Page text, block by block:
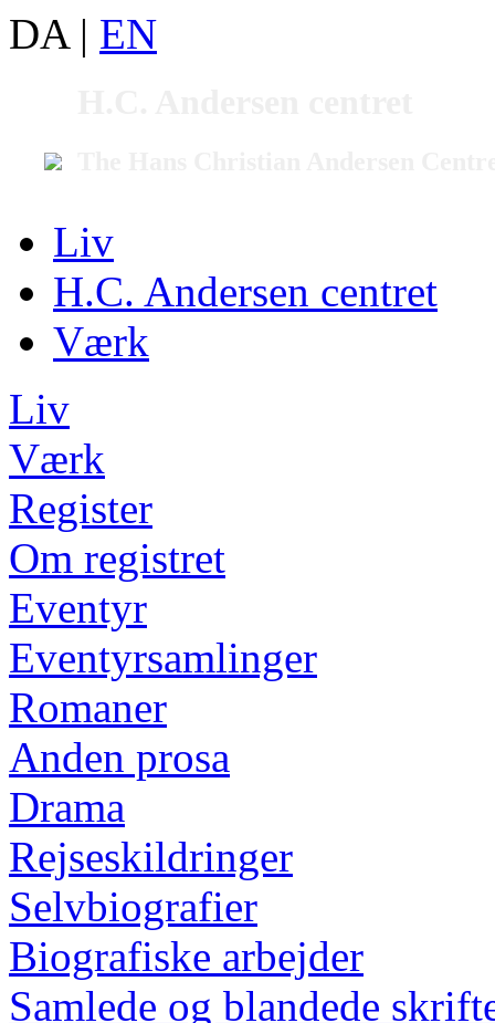
DA | EN
Liv
H.C. Andersen centret
Værk
Liv
Værk
Register
Om registret
Eventyr
Eventyrsamlinger
Romaner
Anden prosa
Drama
Rejseskildringer
Selvbiografier
Biografiske arbejder
Samlede og blandede